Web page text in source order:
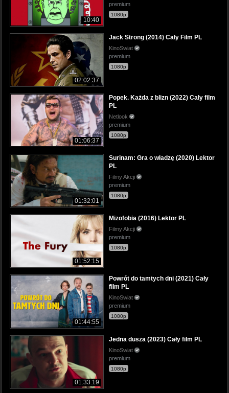
10:40
premium
1080p
02:02:37
Jack Strong (2014) Cały Film PL
KinoSwiat
premium
1080p
01:06:37
Popek. Każda z blizn (2022) Cały film
PL
Netlook
premium
1080p
01:32:01
Surinam: Gra o władzę (2020) Lektor
PL
Filmy Akcji
premium
1080p
01:52:15
Mizofobia (2016) Lektor PL
Filmy Akcji
premium
1080p
01:44:55
Powrót do tamtych dni (2021) Cały
film PL
KinoSwiat
premium
1080p
01:33:19
Jedna dusza (2023) Cały film PL
KinoSwiat
premium
1080p